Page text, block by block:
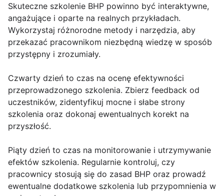
Skuteczne szkolenie BHP powinno być interaktywne,
angażujące i oparte na realnych przykładach.
Wykorzystaj różnorodne metody i narzędzia, aby
przekazać pracownikom niezbędną wiedzę w sposób
przystępny i zrozumiały.
Czwarty dzień to czas na ocenę efektywności
przeprowadzonego szkolenia. Zbierz feedback od
uczestników, zidentyfikuj mocne i słabe strony
szkolenia oraz dokonaj ewentualnych korekt na
przyszłość.
Piąty dzień to czas na monitorowanie i utrzymywanie
efektów szkolenia. Regularnie kontroluj, czy
pracownicy stosują się do zasad BHP oraz prowadź
ewentualne dodatkowe szkolenia lub przypomnienia w